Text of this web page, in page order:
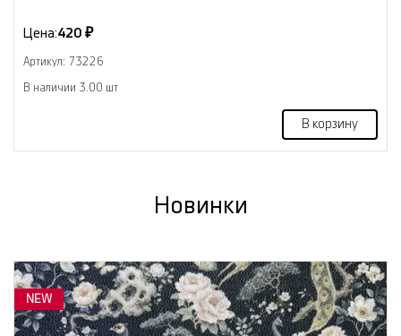
Цена:420 ₽
Артикул: 73226
В наличии 3.00 шт
В корзину
Новинки
NEW